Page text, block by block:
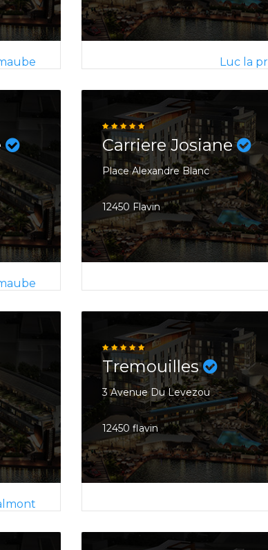
Luc la
Carriere Josiane
Place Alexandre Blanc
12450 Flavin
Tremouilles
3 Avenue Du Levezou
12450 flavin